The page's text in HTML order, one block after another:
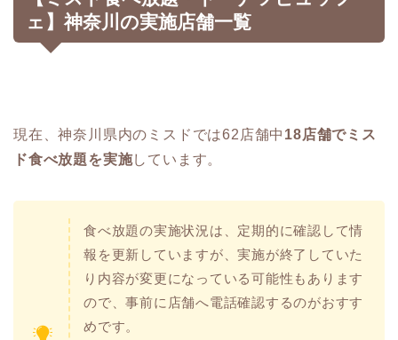
ェ】神奈川の実施店舗一覧
現在、神奈川県内のミスドでは62店舗中 18店舗でミス
ド食べ放題を実施しています。
食べ放題の実施状況は、定期的に確認して情
報を更新していますが、実施が終了していた
り内容が変更になっている可能性もあります
ので、事前に店舗へ電話確認するのがおすす
めです。